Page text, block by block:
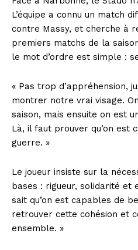
L’équipe a connu un match
contre Massy, et cherche à
premiers matchs de la
le mot d’ordre est simple :
« Pas trop d’appréhension,
montrer notre vrai visage.
saison, mais ensuite on est
Là, il faut prouver qu’on est
guerre. »
Le joueur insiste sur la
bases : rigueur, solidarité et
sait qu’on est capables de
retrouver cette cohésion et
ensemble. »